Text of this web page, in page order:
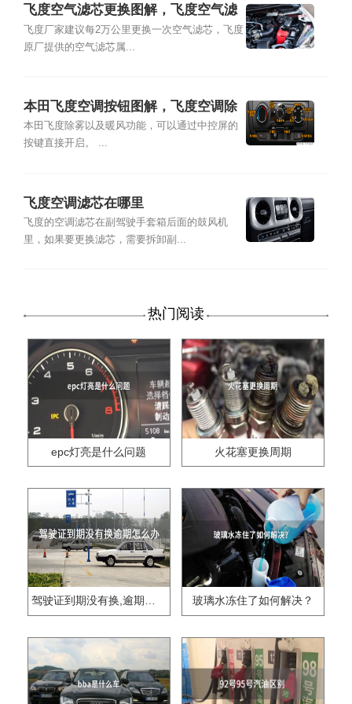
飞度空气滤芯更换图解，飞度空气滤
芯多久更换
飞度厂家建议每2万公里更换一次空气滤芯，飞度
原厂提供的空气滤芯属...
本田飞度空调按钮图解，飞度空调除
雾和暖风开启方法
本田飞度除雾以及暖风功能，可以通过中控屏的
按键直接开启。 ...
飞度空调滤芯在哪里
飞度的空调滤芯在副驾驶手套箱后面的鼓风机
里，如果要更换滤芯，需要拆卸副...
热门阅读
epc灯亮是什么问题 火花塞更换周期
驾驶证到期没有换,逾期怎么办?? 玻璃水冻住了如何解决？